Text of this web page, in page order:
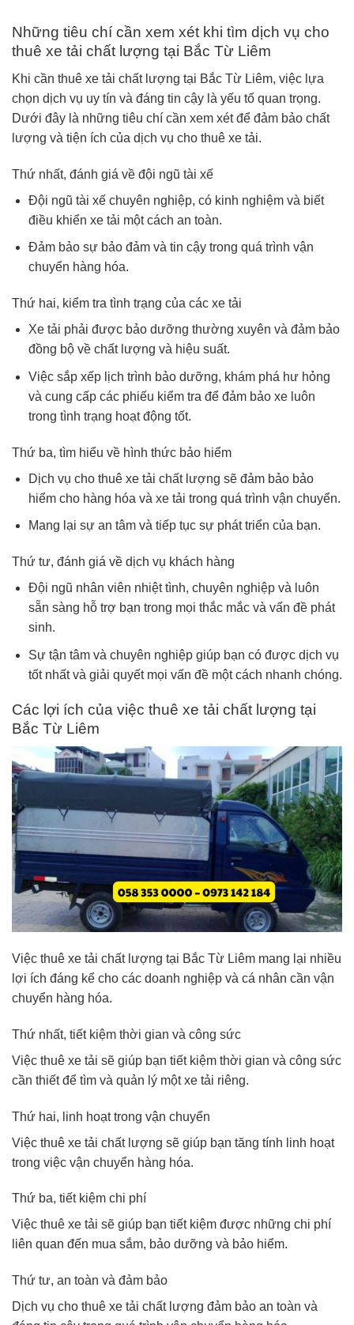
Những tiêu chí cần xem xét khi tìm dịch vụ cho
thuê xe tải chất lượng tại Bắc Từ Liêm
Khi cần thuê xe tải chất lượng tại Bắc Từ Liêm, việc lựa
chọn dịch vụ uy tín và đáng tin cậy là yếu tố quan trọng.
Dưới đây là những tiêu chí cần xem xét để đảm bảo chất
lượng và tiện ích của dịch vụ cho thuê xe tải.
Thứ nhất, đánh giá về đội ngũ tài xế
Đội ngũ tài xế chuyên nghiệp, có kinh nghiệm và biết
điều khiển xe tải một cách an toàn.
Đảm bảo sự bảo đảm và tin cậy trong quá trình vận
chuyển hàng hóa.
Thứ hai, kiểm tra tình trạng của các xe tải
Xe tải phải được bảo dưỡng thường xuyên và đảm bảo
đồng bộ về chất lượng và hiệu suất.
Việc sắp xếp lịch trình bảo dưỡng, khám phá hư hỏng
và cung cấp các phiếu kiểm tra để đảm bảo xe luôn
trong tình trạng hoạt động tốt.
Thứ ba, tìm hiểu về hình thức bảo hiểm
Dịch vụ cho thuê xe tải chất lượng sẽ đảm bảo bảo
hiểm cho hàng hóa và xe tải trong quá trình vận chuyển.
Mang lại sự an tâm và tiếp tục sự phát triển của bạn.
Thứ tư, đánh giá về dịch vụ khách hàng
Đội ngũ nhân viên nhiệt tình, chuyên nghiệp và luôn
sẵn sàng hỗ trợ bạn trong mọi thắc mắc và vấn đề phát
sinh.
Sự tận tâm và chuyên nghiệp giúp bạn có được dịch vụ
tốt nhất và giải quyết mọi vấn đề một cách nhanh chóng.
Các lợi ích của việc thuê xe tải chất lượng tại
Bắc Từ Liêm
Việc thuê xe tải chất lượng tại Bắc Từ Liêm mang lại nhiều
lợi ích đáng kể cho các doanh nghiệp và cá nhân cần vận
chuyển hàng hóa.
Thứ nhất, tiết kiệm thời gian và công sức
Việc thuê xe tải sẽ giúp bạn tiết kiệm thời gian và công sức
cần thiết để tìm và quản lý một xe tải riêng.
Thứ hai, linh hoạt trong vận chuyển
Việc thuê xe tải chất lượng sẽ giúp bạn tăng tính linh hoạt
trong việc vận chuyển hàng hóa.
Thứ ba, tiết kiệm chi phí
Việc thuê xe tải sẽ giúp bạn tiết kiệm được những chi phí
liên quan đến mua sắm, bảo dưỡng và bảo hiểm.
Thứ tư, an toàn và đảm bảo
Dịch vụ cho thuê xe tải chất lượng đảm bảo an toàn và